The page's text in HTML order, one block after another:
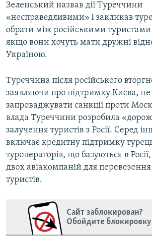
Зеленський назвав дії Туреччини
«несправедливими» і закликав
обрати між російськими
якщо вони хочуть мати дружні
Україною.
Туреччина після російського
заявляючи про підтримку Києва, не
запроваджувати санкції проти
влада Туреччини розробила
залучення туристів з Росії. Серед
включає кредитну підтримку
туроператорів, що базуються в
двох авіакомпаній для
туристів.
Сайт заблокирован?
Обойдите